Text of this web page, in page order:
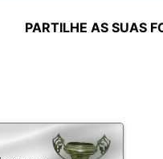
PARTILHE AS SUAS